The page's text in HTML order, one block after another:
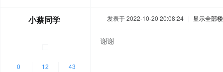
小蔡同学
0
12
43
发表于 2022-10-20 20:08:24 显示全部
谢谢